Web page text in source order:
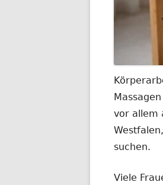
vor allem
suchen.
Viele